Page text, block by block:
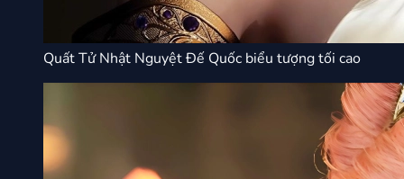
Quất Tử Nhật Nguyệt Đế Quốc biểu tượng tối cao